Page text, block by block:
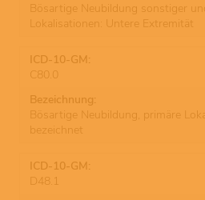
Bösartige Neubildung sonstiger
Lokalisationen: Untere Extremität
C80.0
Bösartige Neubildung, primäre
bezeichnet
D48.1